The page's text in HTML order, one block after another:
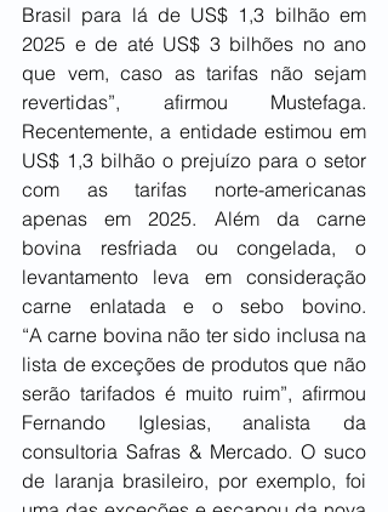
Brasil para lá de US$ 1,3 bilhão em
2025 e de até US$ 3 bilhões no ano
que vem, caso as tarifas não sejam
revertidas”, afirmou Mustefaga.
Recentemente, a entidade estimou em
US$ 1,3 bilhão o prejuízo para o setor
com as tarifas norte-americanas
apenas em 2025. Além da carne
bovina resfriada ou congelada, o
levantamento leva em consideração
carne enlatada e o sebo bovino.
“A carne bovina não ter sido inclusa na
lista de exceções de produtos que não
serão tarifados é muito ruim”, afirmou
Fernando Iglesias, analista da
consultoria Safras & Mercado. O suco
de laranja brasileiro, por exemplo, foi